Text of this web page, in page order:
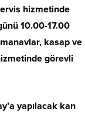
hizmetinde
10.00-17.00
kasap ve
görevli
yapılacak kan